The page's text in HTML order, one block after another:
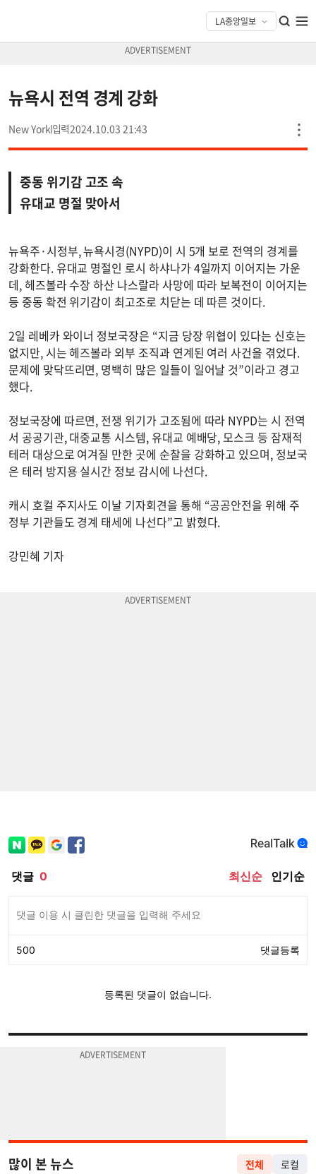
뉴욕시 전역 경계 강화
New York 2024.10.03 21:43
중동 위기감 고조 속
유대교 명절 맞아서
뉴욕주·시정부, 뉴욕시경(NYPD)이 시 5개 보로 전역의 경계를
강화한다. 유대교 명절인 로시 하샤나가 4일까지 이어지는 가운
데, 헤즈볼라 수장 하산 나스랄라 사망에 따라 보복전이 이어지는
등 중동 확전 위기감이 최고조로 치닫는 데 따른 것이다.
2일 레베카 와이너 정보국장은 “지금 당장 위협이 있다는 신호는
없지만, 시는 헤즈볼라 외부 조직과 연계된 여러 사건을 겪었다.
문제에 맞닥뜨리면, 명백히 많은 일들이 일어날 것”이라고 경고
했다.
정보국장에 따르면, 전쟁 위기가 고조됨에 따라 NYPD는 시 전역
서 공공기관, 대중교통 시스템, 유대교 예배당, 모스크 등 잠재적
테러 대상으로 여겨질 만한 곳에 순찰을 강화하고 있으며, 정보국
은 테러 방지용 실시간 정보 감시에 나선다.
캐시 호컬 주지사도 이날 기자회견을 통해 “공공안전을 위해 주
정부 기관들도 경계 태세에 나선다”고 밝혔다.
강민혜 기자
많이 본 뉴스 전체 로컬